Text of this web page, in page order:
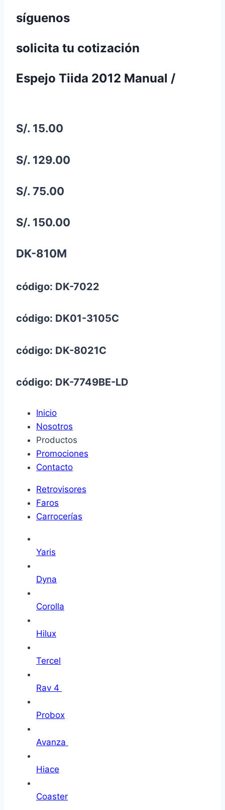
síguenos
solicita tu cotización
Espejo Tiida 2012 Manual /
S/. 15.00
S/. 129.00
S/. 75.00
S/. 150.00
DK-810M
código: DK-7022
código: DK01-3105C
código: DK-8021C
código: DK-7749BE-LD
Inicio
Nosotros
Productos
Promociones
Contacto
Retrovisores
Faros
Carrocerías
Yaris
Dyna
Corolla
Hilux
Tercel
Rav 4
Probox
Avanza
Hiace
Coaster